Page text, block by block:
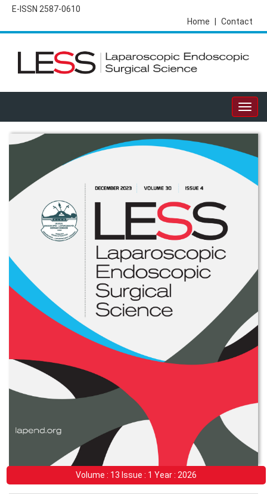
E-ISSN 2587-0610
Contact
Home
Volume : 13 Issue : 1 Year : 2026